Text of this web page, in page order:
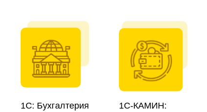
1С-КАМИН:
1С: Бухгалтерия